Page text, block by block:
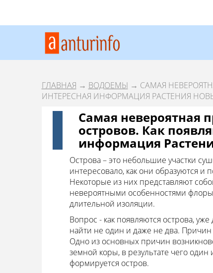
ГЛАВНАЯ → ВОДОЕМЫ → САМАЯ
ИНТЕРЕСНАЯ ИНФОРМАЦИЯ РАСТЕНИЯ
Самая невероятная
островов. Как
информация
Острова – это небольшие участки
интересовало, как они образуются
Некоторые из них представляют
невероятными особенностями флоры
длительной изоляции.
Вопрос - как появляются острова,
найти не один и даже не два. Причин
Одно из основных причин
земной коры, в результате чего один
формируется остров.